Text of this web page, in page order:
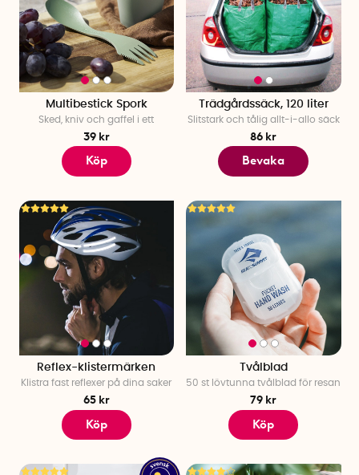
Multibestick Spork
Sked, kniv och gaffel i ett
39 kr
Köp
Trädgårdssäck, 120 liter
Slitstark och tålig allt-i-allo säck
86 kr
Bevaka
Reflex-klistermärken
Klistra fast reflexer på dina saker
65 kr
Köp
Tvålblad
50 st lövtunna tvålblad för resan
79 kr
Köp